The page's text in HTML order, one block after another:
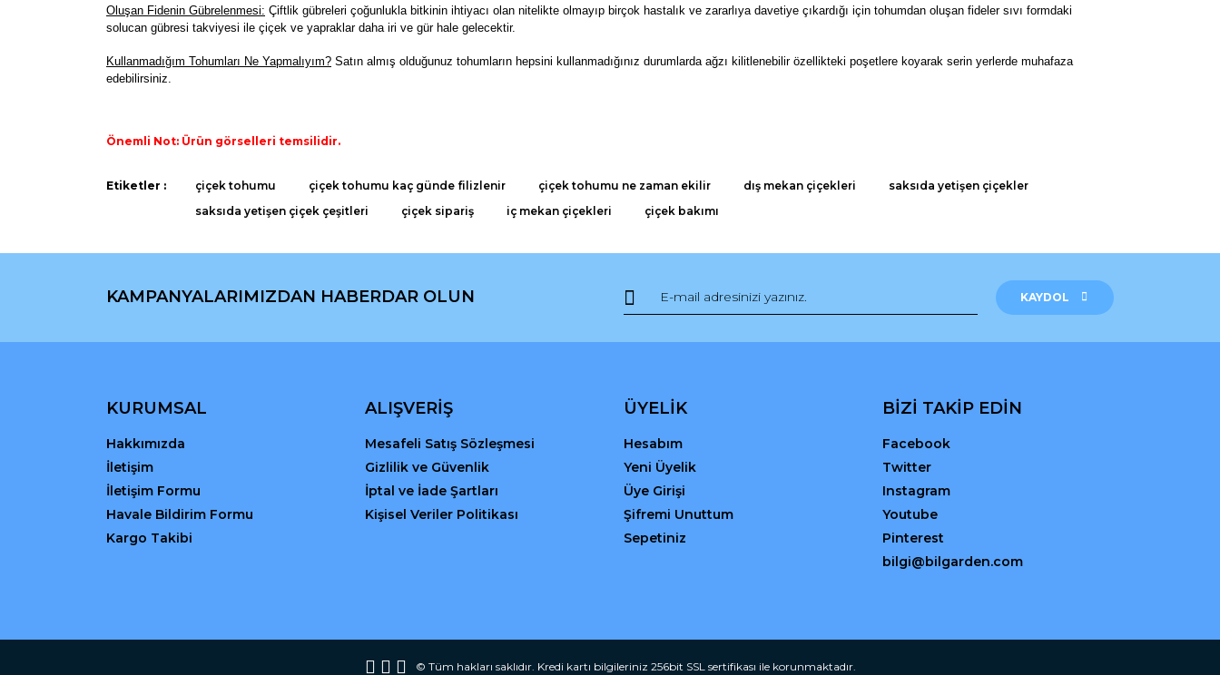
Oluşan Fidenin Gübrelenmesi: Çiftlik gübreleri çoğunlukla bitkinin ihtiyacı olan nitelikte olmayıp birçok hastalık ve zararlıya davetiye çıkardığı için tohumdan oluşan fideler sıvı formdaki
solucan gübresi takviyesi ile çiçek ve yapraklar daha iri ve gür hale gelecektir.
Kullanmadığım Tohumları Ne Yapmalıyım? Satın almış olduğunuz tohumların hepsini kullanmadığınız durumlarda ağzı kilitlenebilir özellikteki poşetlere koyarak serin yerlerde muhafaza
edebilirsiniz.
Önemli Not: Ürün görselleri temsilidir.
Bu ürüne ilk yorumu siz yapın!
Bu ürünün fiyat bilgisi, resim, ürün açıklamalarında ve diğer konularda yetersiz gördüğünüz noktaları öneri formunu kullanarak tarafımıza iletebilirsiniz.
Ürün bilgilerinde hatalar bulunuyor.
Gönder
Etiketler : çiçek tohumu çiçek tohumu kaç günde filizlenir çiçek tohumu ne zaman ekilir dış mekan çiçekleri
saksıda yetişen çiçekler
saksıda yetişen çiçek çeşitleri
çiçek sipariş iç mekan çiçekleri çiçek bakımı
KAMPANYALARIMIZDAN HABERDAR OLUN KAYDOL
KURUMSAL
Hakkımızda
İletişim
İletişim Formu
Havale Bildirim Formu
Kargo Takibi
ALIŞVERİŞ
Mesafeli Satış Sözleşmesi
Gizlilik ve Güvenlik
İptal ve İade Şartları
Kişisel Veriler Politikası
ÜYELİK
Hesabım
Yeni Üyelik
Üye Girişi
Şifremi Unuttum
Sepetiniz
BİZİ TAKİP EDİN
Facebook
Twitter
Instagram
Youtube
Pinterest
bilgi@bilgarden.com
© Tüm hakları saklıdır. Kredi kartı bilgileriniz 256bit SSL sertifikası ile korunmaktadır.